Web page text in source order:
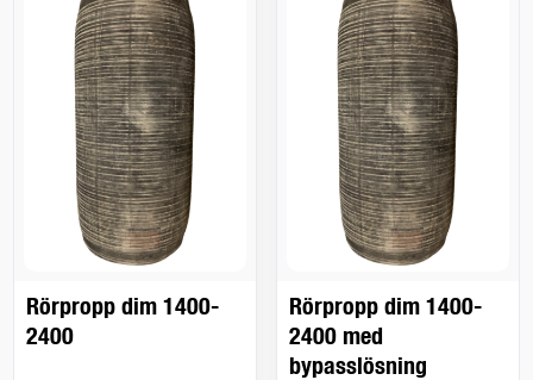
Rörpropp dim 1400-
2400
Rörpropp dim 1400-
2400 med
bypasslösning